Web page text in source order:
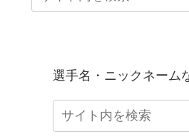
選手名・ニックネーム